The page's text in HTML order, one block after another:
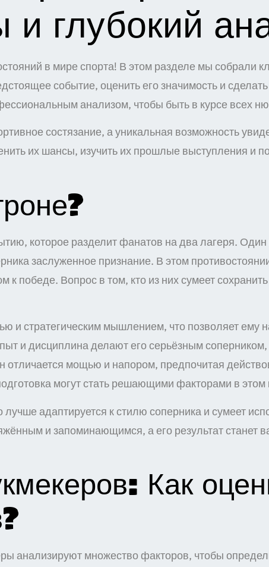
глубокий
в мире спорта! В этом разделе мы собрали
событие, оценить его значимость и
анализом, чтобы быть в курсе всех
состязание, а уникальная возможность
их шансы, изучить их прошлые выступления и
которое разделит фанатов на два лагеря.
заслуженное признание. В этом
к победе. Вопрос в том, кто из них сумеет
и стратегическим мышлением, что позволяет ему
и дисциплина делают его серьёзным
мощью и напором, предпочитая
могут стать решающими факторами в этом
лучше адаптируется к стилю соперника и сумеет
и запоминающимся, а его результат
Как
анализируют множество факторов, чтобы